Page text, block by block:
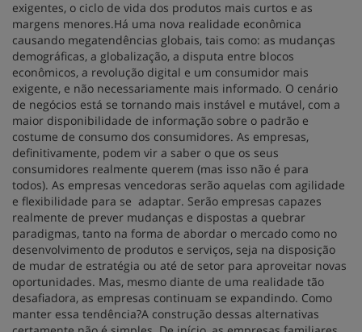
exigentes, o ciclo de vida dos produtos mais curtos e as
margens menores.Há uma nova realidade econômica
causando megatendências globais, tais como: as mudanças
demográficas, a globalização, a disputa entre blocos
econômicos, a revolução digital e um consumidor mais
exigente, e não necessariamente mais informado. O cenário
de negócios está se tornando mais instável e mutável, com a
maior disponibilidade de informação sobre o padrão e
costume de consumo dos consumidores. As empresas,
definitivamente, podem vir a saber o que os seus
consumidores realmente querem (mas isso não é para
todos). As empresas vencedoras serão aquelas com agilidade
e flexibilidade para se adaptar. Serão empresas capazes
realmente de prever mudanças e dispostas a quebrar
paradigmas, tanto na forma de abordar o mercado como no
desenvolvimento de produtos e serviços, seja na disposição
de mudar de estratégia ou até de setor para aproveitar novas
oportunidades. Mas, mesmo diante de uma realidade tão
desafiadora, as empresas continuam se expandindo. Como
manter essa tendência?A construção dessas alternativas